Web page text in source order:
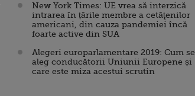
New York Times: UE vrea să interzică
intrarea în țările membre a cetăţenilor
americani, din cauza pandemiei încă
foarte active din SUA
Alegeri europarlamentare 2019: Cum se
aleg conducătorii Uniunii Europene și
care este miza acestui scrutin